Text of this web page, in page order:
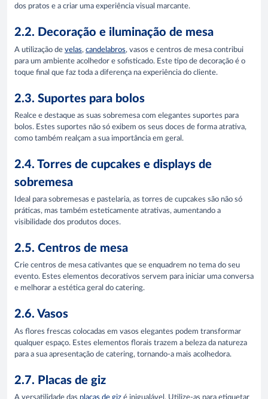
dos pratos e a criar uma experiência visual marcante.
2.2. Decoração e iluminação de mesa
A utilização de velas, candelabros, vasos e centros de mesa contribui
para um ambiente acolhedor e sofisticado. Este tipo de decoração é o
toque final que faz toda a diferença na experiência do cliente.
2.3. Suportes para bolos
Realce e destaque as suas sobremesa com elegantes suportes para
bolos. Estes suportes não só exibem os seus doces de forma atrativa,
como também realçam a sua importância em geral.
2.4. Torres de cupcakes e displays de
sobremesa
Ideal para sobremesas e pastelaria, as torres de cupcakes são não só
práticas, mas também esteticamente atrativas, aumentando a
visibilidade dos produtos doces.
2.5. Centros de mesa
Crie centros de mesa cativantes que se enquadrem no tema do seu
evento. Estes elementos decorativos servem para iniciar uma conversa
e melhorar a estética geral do catering.
2.6. Vasos
As flores frescas colocadas em vasos elegantes podem transformar
qualquer espaço. Estes elementos florais trazem a beleza da natureza
para a sua apresentação de catering, tornando-a mais acolhedora.
2.7. Placas de giz